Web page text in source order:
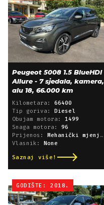
Peugeot 5008 1.5 BlueHDI
Allure - 7 sjedala, kamera,
alu 18, 66.000 km
Kilometara: 66400
Tip goriva: Diesel
Obujam motora: 1499
Snaga motora: 96
Prijenos: Mehanički mjenjač
Vlasnik: None
Saznaj više!
GODIŠTE: 2018.